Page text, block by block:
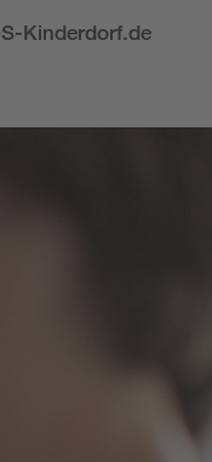
Kinderdorf.de